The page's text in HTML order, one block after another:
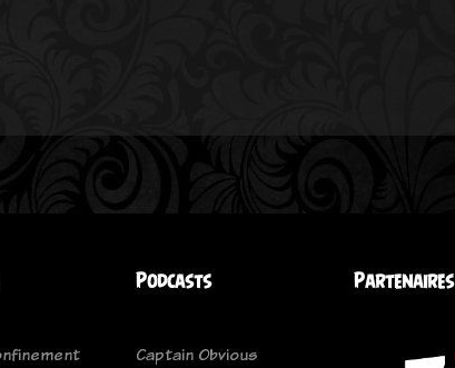
Podcasts
Captain Obvious
Partenaires